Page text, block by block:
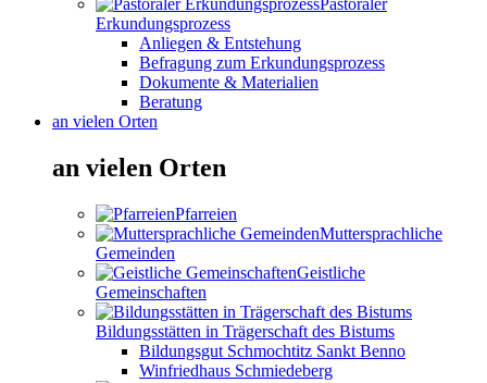
Erkundungsprozess
Anliegen & Entstehung
Befragung zum Erkundungsprozess
Dokumente & Materialien
Beratung
an vielen Orten
an vielen Orten
Pfarreien
Muttersprachliche
Gemeinden
Geistliche
Gemeinschaften
Bildungsstätten in Trägerschaft des Bistums
Bildungsgut Schmochtitz Sankt Benno
Winfriedhaus Schmiedeberg